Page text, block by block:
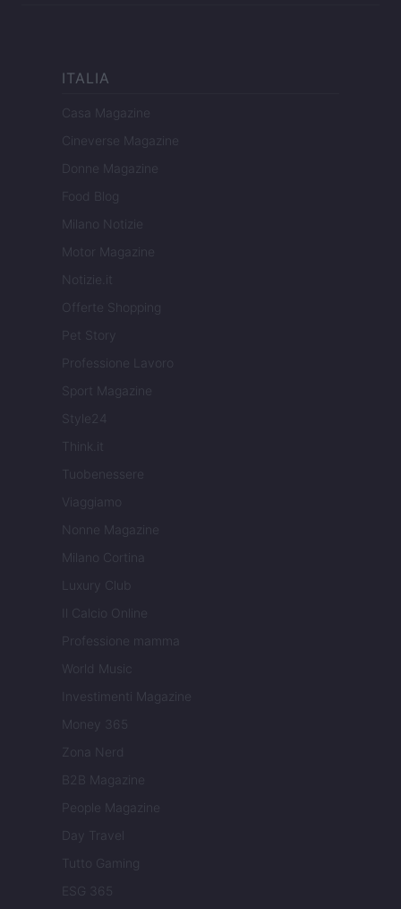
ITALIA
Casa Magazine
Cineverse Magazine
Donne Magazine
Food Blog
Milano Notizie
Motor Magazine
Notizie.it
Offerte Shopping
Pet Story
Professione Lavoro
Sport Magazine
Style24
Think.it
Tuobenessere
Viaggiamo
Nonne Magazine
Milano Cortina
Luxury Club
Il Calcio Online
Professione mamma
World Music
Investimenti Magazine
Money 365
Zona Nerd
B2B Magazine
People Magazine
Day Travel
Tutto Gaming
ESG 365